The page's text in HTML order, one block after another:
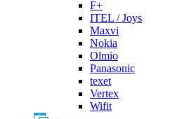
F+
ITEL / Joys
Maxvi
Nokia
Olmio
Panasonic
texet
Vertex
Wifit